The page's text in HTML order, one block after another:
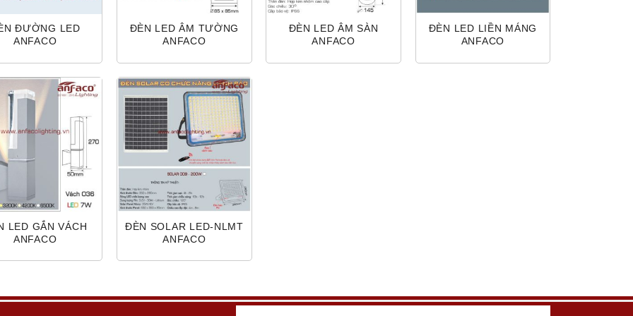
ĐƯỜNG LED
ANFACO
ĐÈN LED ÂM TƯỜNG
ANFACO
ĐÈN LED ÂM SÀN
ANFACO
ĐÈN LED LIỀN MÁNG
ANFACO
LED GẮN VÁCH
ANFACO
ĐÈN SOLAR LED-NLMT
ANFACO